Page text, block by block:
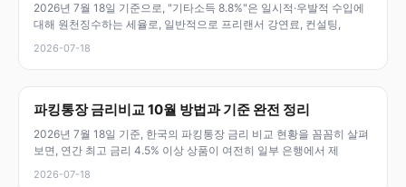
2026년 7월 18일 기준으로, "기타소득 8.8%"은 일시적·우발적 수입에
대해 원천징수하는 세율로, 일반적으로 프리랜서 강연료, 컨설팅,
2026-07-18
파킹통장 금리비교 10월 방법과 기준 완전 정리
2026년 7월 18일 기준, 한국의 파킹통장 금리 비교 현황을 꼼꼼히 살펴
보면, 연간 최고 금리 4.5% 이상 상품이 여전히 일부 은행에서 제
2026-07-18